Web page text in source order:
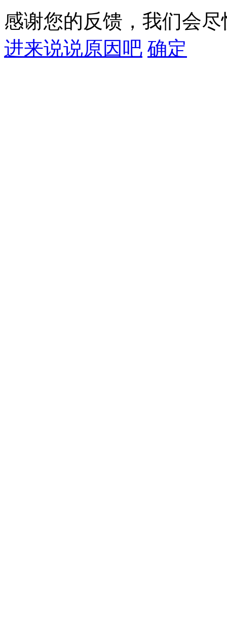
感谢您的反馈，我们会
进来说说原因吧 确定